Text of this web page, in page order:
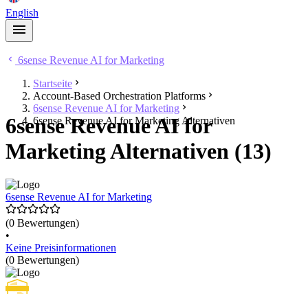
English
6sense Revenue AI for Marketing
Startseite
Account-Based Orchestration Platforms
6sense Revenue AI for Marketing
6sense Revenue AI for Marketing Alternativen
6sense Revenue AI for
Marketing Alternativen (13)
6sense Revenue AI for Marketing
(0 Bewertungen)
•
Keine Preisinformationen
(0 Bewertungen)